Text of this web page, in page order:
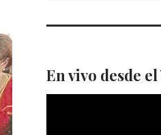
En vivo desde